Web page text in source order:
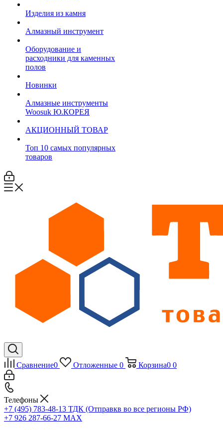
Изделия из камня
Алмазный инструмент
Оборудование и
расходники для каменных
полов
Новинки
Алмазные инструменты
Woosuk Ю.КОРЕЯ
АКЦИОННЫЙ ТОВАР
Топ 10 самых популярных
товаров
Сравнение0 Отложенные 0 Корзина0 0
Телефоны
+7 (495) 783-48-13 ТДК (Отправкв во все регионы РФ)
+7 926 287-66-27 МАХ